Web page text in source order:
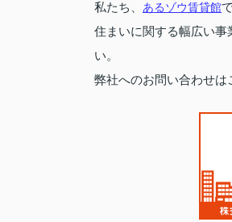
私たち、 あるゾウ賃貸館
住まいに関する幅広い
い。
弊社へのお問い合わせは